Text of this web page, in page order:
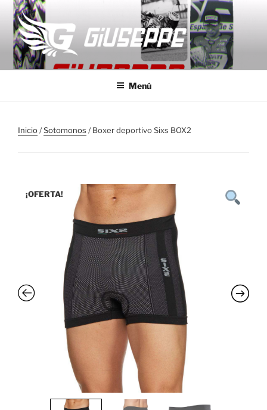
Saltar
contenido
GIUSEPPE MOTO
Monos de competición a medida
Menú
Inicio/Sotomonos / Boxer deportivo Sixs BOX2
¡OFERTA!